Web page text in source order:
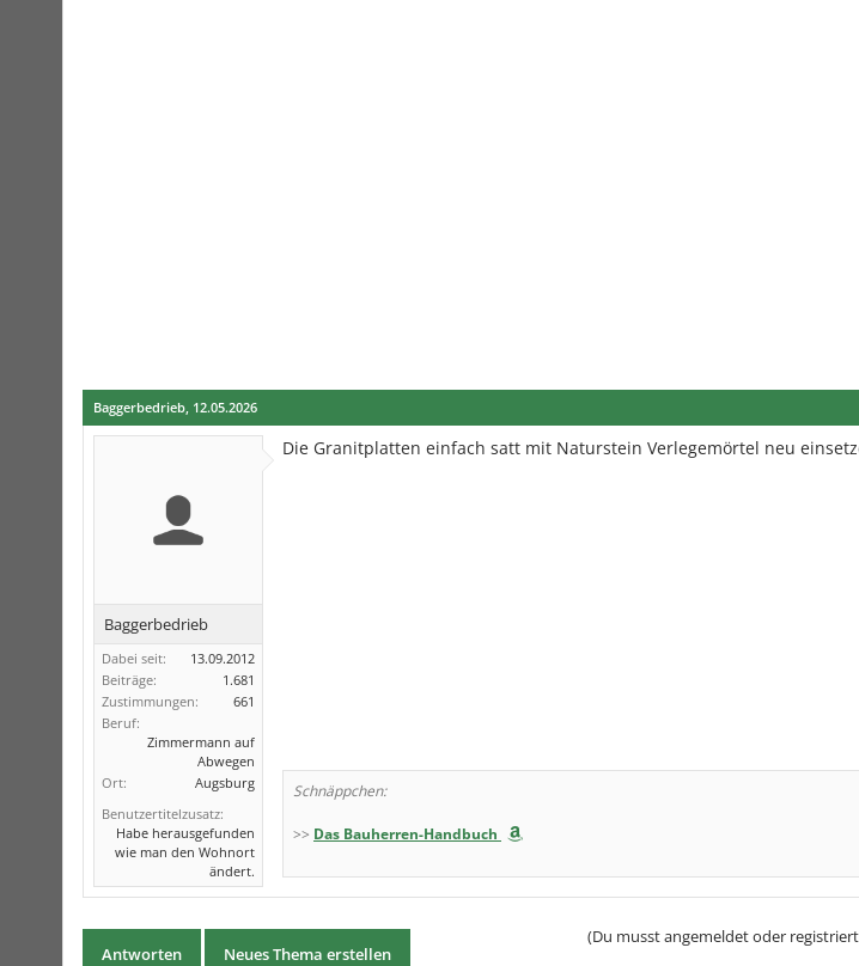
Baggerbedrieb, 12.05.2026
Baggerbedrieb
Dabei seit:
13.09.2012
Beiträge:
1.681
Zustimmungen:
661
Beruf:
Zimmermann auf
Abwegen
Ort:
Augsburg
Benutzertitelzusatz:
Habe herausgefunden
wie man den Wohnort
ändert.
Die Granitplatten einfach satt mit Naturstein Verlegemörtel neu
Schnäppchen:
>> Das Bauherren-Handbuch
Antworten Neues Thema erstellen
(Du musst angemeldet oder